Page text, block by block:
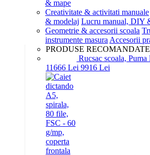
& mape
Creativitate & activitati manuale
& modelaj Lucru manual, DIY
Geometrie & accesorii scoala
instrumente masura Accesorii
PRODUSE RECOMANDATE
Rucsac scoala, Puma
11666 Lei 9916 Lei